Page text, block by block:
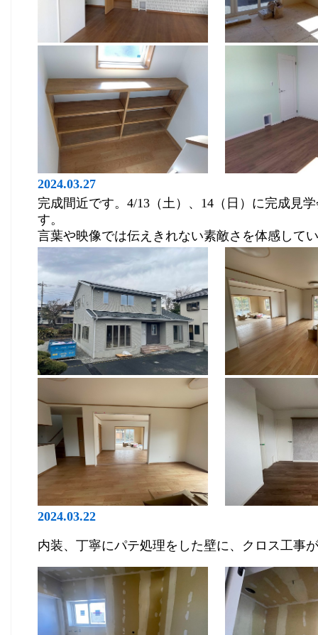
2024.03.27
完成間近です。4/13（土）、14（日）に完成見
す。
言葉や映像では伝えきれない素敵さを体感して
2024.03.22
内装、丁寧にパテ処理をした壁に、クロス工事